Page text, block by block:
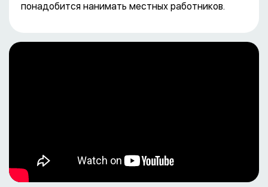
понадобится нанимать местных работников.